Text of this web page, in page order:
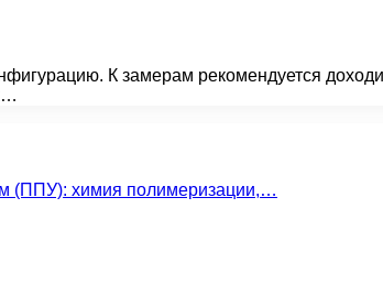
К замерам рекомендуется
(ППУ): химия полимеризации,…